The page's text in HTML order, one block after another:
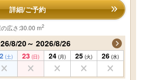
詳細/ご予約
広さ:30.00 m2
8/20～ 2026/8/26
(土) 23 (日) 24 (月) 25 (火) 26 (水)